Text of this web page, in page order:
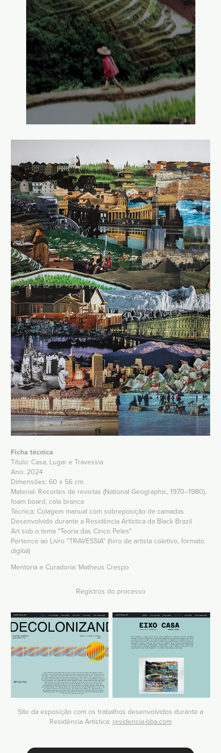
Ficha técnica
Título: Casa, Lugar e Travessia
Ano: 2024
Dimensões: 60 x 56 cm
Material: Recortes de revistas (National Geographic, 1970–1980),
foam board, cola branca
Técnica: Colagem manual com sobreposição de camadas
Desenvolvido durante a Residência Artística da Black Brazil
Art sob o tema "Teoria das Cinco Peles"
Pertence ao Livro "TRAVESSIA" (livro de artista coletivo, formato
digital)
Mentoria e Curadoria: Matheus Crespo
Registros do processo
Site da exposição com os trabalhos desenvolvidos durante a
Residência Artística: residencia-bba.com